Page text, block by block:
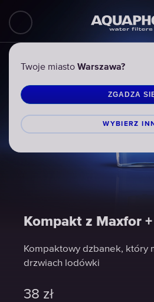
Twoje miasto Warszawa?
ZGADZA
WYBIERZ
Kompakt z Maxfor +
Kompaktowy dzbanek, który
drzwiach lodówki
38 zł
Kompakt z Maxfor +
Kompaktowy dzbanek, który
drzwiach lodówki
38 zł
Kompakt z Maxfor +
Kompaktowy dzbanek, który
drzwiach lodówki
38 zł